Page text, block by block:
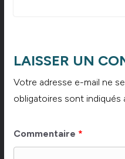
LAISSER UN
Votre adresse e-mail ne
obligatoires sont indiqués
Commentaire *